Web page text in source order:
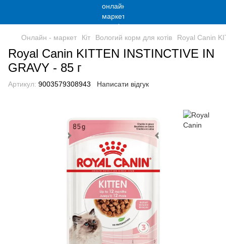
Онлайн - маркет Кіт Вологий корм для котів Royal Canin
Royal Canin KITTEN INSTINCTIVE IN
GRAVY - 85 г
Артикул: 9003579308943 Написати відгук